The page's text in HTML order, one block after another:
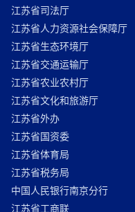
江苏省司法厅
江苏省人力资源社会保障厅
江苏省生态环境厅
江苏省交通运输厅
江苏省农业农村厅
江苏省文化和旅游厅
江苏省外办
江苏省国资委
江苏省体育局
江苏省税务局
中国人民银行南京分行
江苏省工商联